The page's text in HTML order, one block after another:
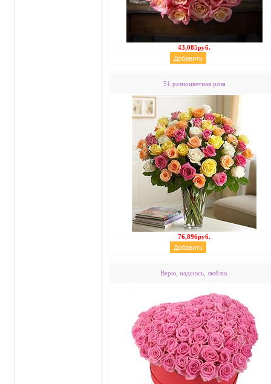
43,085руб.
51 разноцветная роза
76,896руб.
Верю, надеюсь, люблю.